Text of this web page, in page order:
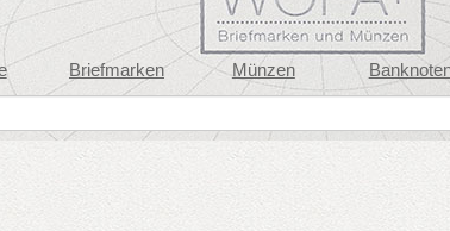
Briefmarken Münzen